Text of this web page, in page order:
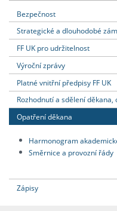
Bezpečnost
Strategické a dlouhodobé
FF UK pro udržitelnost
Výroční zprávy
Platné vnitřní předpisy FF UK
Rozhodnutí a sdělení
Opatření děkana
Harmonogram
Směrnice a provozní řády
Zápisy